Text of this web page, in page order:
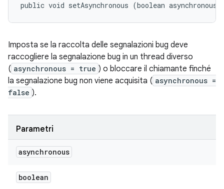
public void setAsynchronous (boolean asynchronous)
Imposta se la raccolta delle segnalazioni bug deve
raccogliere la segnalazione bug in un thread diverso
( asynchronous = true ) o bloccare il chiamante finché
la segnalazione bug non viene acquisita ( asynchronous =
false ).
Parametri
asynchronous
boolean